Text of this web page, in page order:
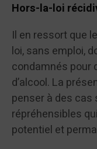
Hors-la-loi
Il en ressort que
loi, sans emploi,
condamnés pour
d’alcool. La
penser à des
répréhensibles
potentiel et